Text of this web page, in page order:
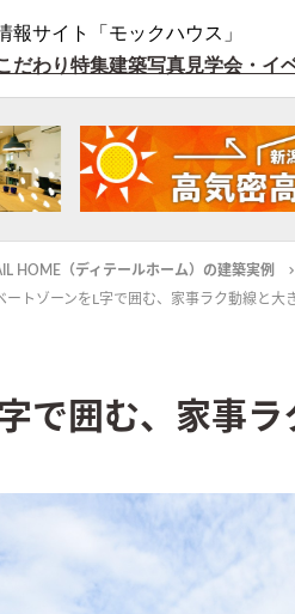
報サイト「モックハウス」
だわり特集建築写真見学会・イ
HOME（ディテールホーム）の建築実例
ートゾーンをL字で囲む、家事ラク動線と大
で囲む、家事